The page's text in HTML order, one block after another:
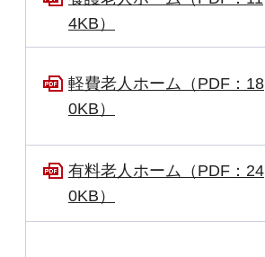
4KB）
軽費老人ホーム（PDF：18
0KB）
有料老人ホーム（PDF：24
0KB）